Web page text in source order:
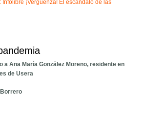
Infolibre ¡Vergüenza! El escándalo de las
a Ana María González Moreno, residente en
de Usera